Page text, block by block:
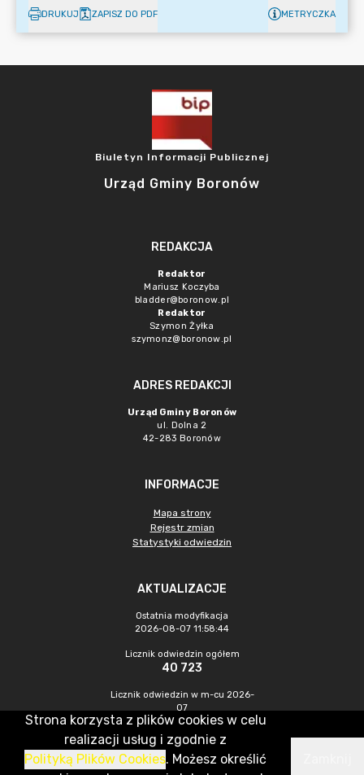
DRUKUJ ZAPISZ DO PDF METRYCZKA
Biuletyn Informacji Publicznej
Urząd Gminy Boronów
REDAKCJA
Redaktor
Mariusz Koczyba
bladder@boronow.pl
Redaktor
Szymon Żyłka
szymonz@boronow.pl
ADRES REDAKCJI
Urząd Gminy Boronów
ul. Dolna 2
42-283 Boronów
INFORMACJE
Mapa strony
Rejestr zmian
Statystyki odwiedzin
AKTUALIZACJE
Ostatnia modyfikacja
2026-08-07 11:58:44
Licznik odwiedzin ogółem
40 723
Licznik odwiedzin w m-cu 2026-
07
360
CMS & Hosting: Nefeni Sp. z o.o.
Strona korzysta z plików cookies w celu
realizacji usług i zgodnie z
Polityką Plików Cookies. Możesz określić